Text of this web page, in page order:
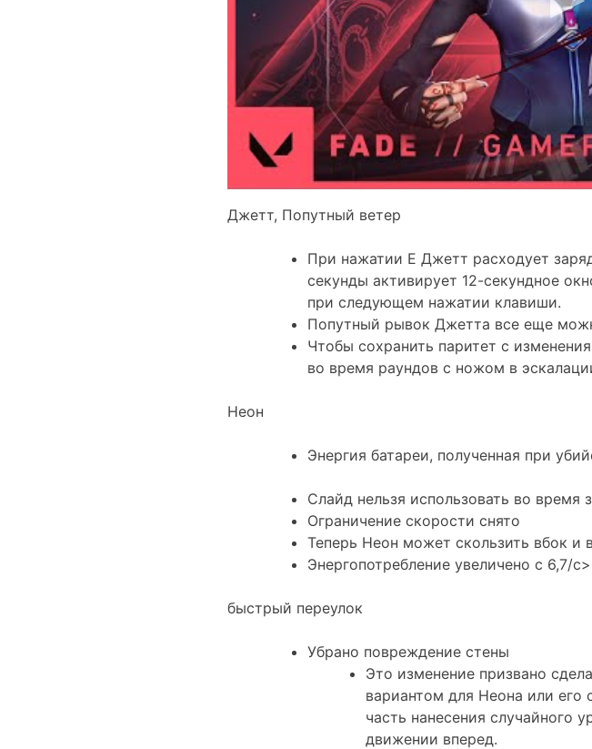
Джетт, Попутный ветер
При нажатии E Джетт расходует
секунды активирует 12-секундное
при следующем нажатии клавиши.
Попутный рывок Джетта все еще
Чтобы сохранить паритет с
во время раундов с ножом в
Неон
Энергия батареи, полученная при
Слайд нельзя использовать во время
Ограничение скорости снято
Теперь Неон может скользить вбок и
Энергопотребление увеличено с 6,7/
быстрый переулок
Убрано повреждение стены
Это изменение призвано
вариантом для Неона или его
часть нанесения случайного
движении вперед.